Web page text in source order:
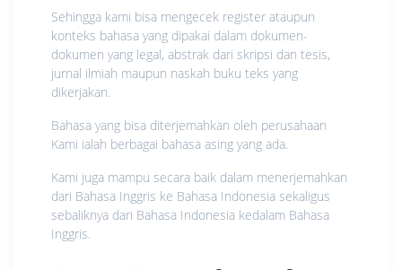
Sehingga kami bisa mengecek register ataupun
konteks bahasa yang dipakai dalam dokumen-
dokumen yang legal, abstrak dari skripsi dan tesis,
jurnal ilmiah maupun naskah buku teks yang
dikerjakan.
Bahasa yang bisa diterjemahkan oleh perusahaan
Kami ialah berbagai bahasa asing yang ada.
Kami juga mampu secara baik dalam menerjemahkan
dari Bahasa Inggris ke Bahasa Indonesia sekaligus
sebaliknya dari Bahasa Indonesia kedalam Bahasa
Inggris.